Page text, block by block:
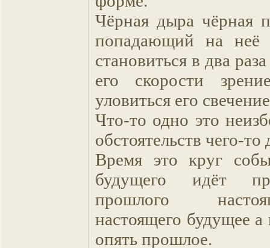
Чёрная дыра чёрная
попадающий на неё
становиться в два
его скорости
уловиться его
Что-то одно это
обстоятельств чего-то
Время это круг
будущего идёт
прошлого
настоящего будущее а
опять прошлое.